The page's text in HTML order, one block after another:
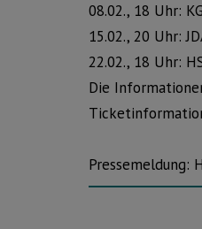
08.02., 18 Uhr:
15.02., 20 Uhr:
22.02., 18 Uhr:
Die
Pressemeldung: